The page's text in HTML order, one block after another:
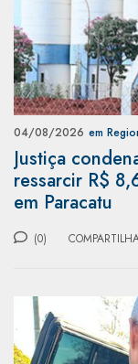
04/08/2026 em
Justiça
ressarcir R$
em Paracatu
(0)